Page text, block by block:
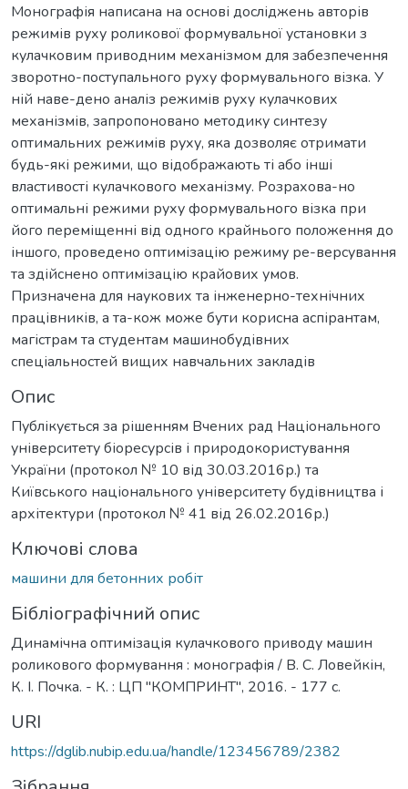
Монографія написана на основі досліджень авторів
режимів руху роликової формувальної установки з
кулачковим приводним механізмом для забезпечення
зворотно-поступального руху формувального візка. У
ній наве-дено аналіз режимів руху кулачкових
механізмів, запропоновано методику синтезу
оптимальних режимів руху, яка дозволяє отримати
будь-які режими, що відображають ті або інші
властивості кулачкового механізму. Розрахова-но
оптимальні режими руху формувального візка при
його переміщенні від одного крайнього положення до
іншого, проведено оптимізацію режиму ре-версування
та здійснено оптимізацію крайових умов.
Призначена для наукових та інженерно-технічних
працівників, а та-кож може бути корисна аспірантам,
магістрам та студентам машинобудівних
спеціальностей вищих навчальних закладів
Опис
Публікується за рішенням Вчених рад Національного
університету біоресурсів і природокористування
України (протокол № 10 від 30.03.2016р.) та
Київського національного університету будівництва і
архітектури (протокол № 41 від 26.02.2016р.)
Ключові слова
машини для бетонних робіт
Бібліографічний опис
Динамічна оптимізація кулачкового приводу машин
роликового формування : монографія / В. С. Ловейкін,
К. І. Почка. - К. : ЦП "КОМПРИНТ", 2016. - 177 с.
URI
https://dglib.nubip.edu.ua/handle/123456789/2382